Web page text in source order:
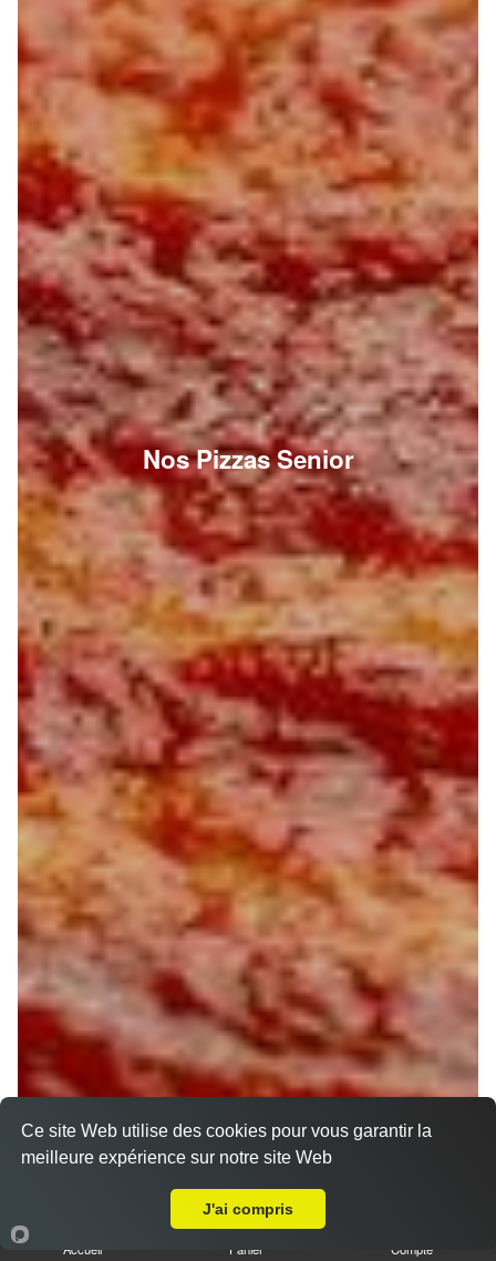
Nos Pizzas Senior
Accueil Panier Compte
Ce site Web utilise des cookies pour vous garantir la
meilleure expérience sur notre site Web
J'ai compris